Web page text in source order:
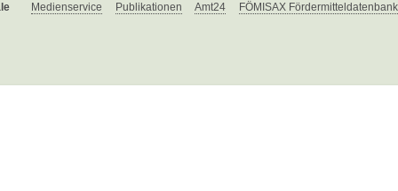
Medienservice Publikationen Amt24 FÖMISAX Fördermitteldatenbank